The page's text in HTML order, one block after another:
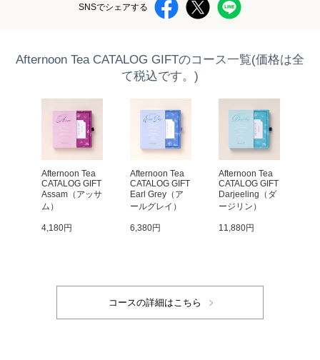
SNSでシェアする
Afternoon Tea CATALOG GIFTのコース一覧(価格は全
て税込です。)
Afternoon Tea
CATALOG GIFT
Assam（アッサ
ム）
4,180円
Afternoon Tea
CATALOG GIFT
Earl Grey（ア
ールグレイ）
6,380円
Afternoon Tea
CATALOG GIFT
Darjeeling（ダ
ージリン）
11,880円